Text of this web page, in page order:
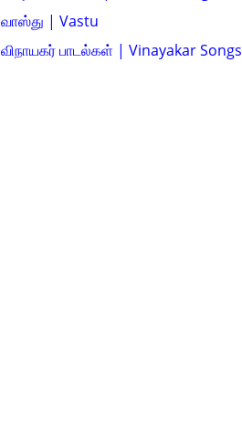
வாஸ்து | Vastu
விநாயகர் பாடல்கள் | Vinayakar Songs